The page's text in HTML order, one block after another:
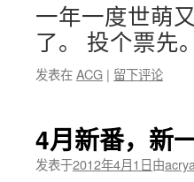
一年一度世萌
了。 投个票
发表在ACG | 留下评论
4月新番，新
发表于2012年4月1日由